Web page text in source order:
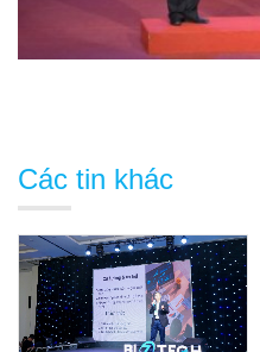
Các tin khác